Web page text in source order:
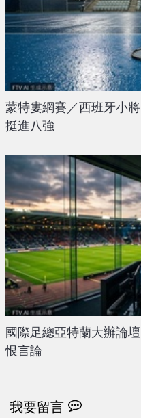
蒙特婁網賽／西班牙小
挺進八強
國際足總亞特蘭大辦論
恨言論
我要留言